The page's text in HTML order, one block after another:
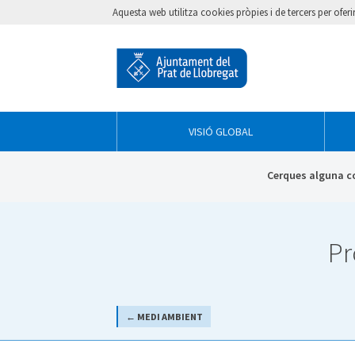
Aquesta web utilitza cookies pròpies i de tercers per
VISIÓ GLOBAL
Cerques alguna
← MEDI AMBIENT